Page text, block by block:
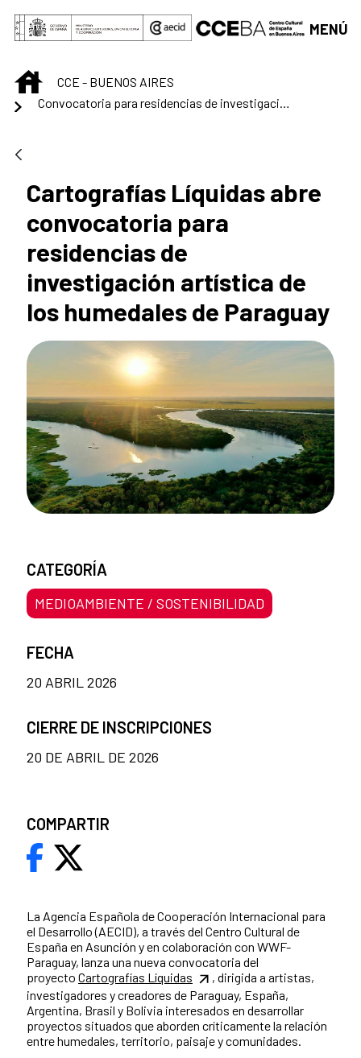
Saltar al contenido principal
MENÚ
INICIOCCE - BUENOS AIRES
Convocatoria para residencias de investigación artística de los humedales de Paraguay
Cartografías Líquidas abre
convocatoria para
residencias de
investigación artística de
los humedales de Paraguay
La Agencia Española de Cooperación Internacional para
el Desarrollo (AECID), a través del Centro Cultural de
España en Asunción y en colaboración con WWF-
Paraguay, lanza una nueva convocatoria del
proyecto Cartografías Líquidas
, dirigida a artistas,
investigadores y creadores de Paraguay, España,
Argentina, Brasil y Bolivia interesados en desarrollar
proyectos situados que aborden críticamente la relación
entre humedales, territorio, paisaje y comunidades.
CATEGORÍA
MEDIOAMBIENTE / SOSTENIBILIDAD
FECHA
20 ABRIL 2026
CIERRE DE INSCRIPCIONES
20 DE ABRIL DE 2026
COMPARTIR